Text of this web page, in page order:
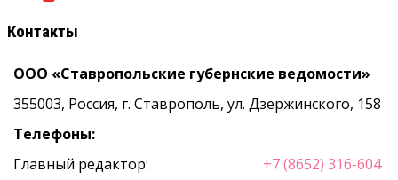
Контакты
ООО «Ставропольские губернские ведомости»
355003, Россия, г. Ставрополь, ул. Дзержинского, 158
Телефоны:
Главный редактор:
+7 (8652) 316-604